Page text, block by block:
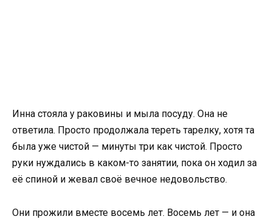
Инна стояла у раковины и мыла посуду. Она не
ответила. Просто продолжала тереть тарелку, хотя та
была уже чистой — минуты три как чистой. Просто
руки нуждались в каком-то занятии, пока он ходил за
её спиной и жевал своё вечное недовольство.
Они прожили вместе восемь лет. Восемь лет — и она